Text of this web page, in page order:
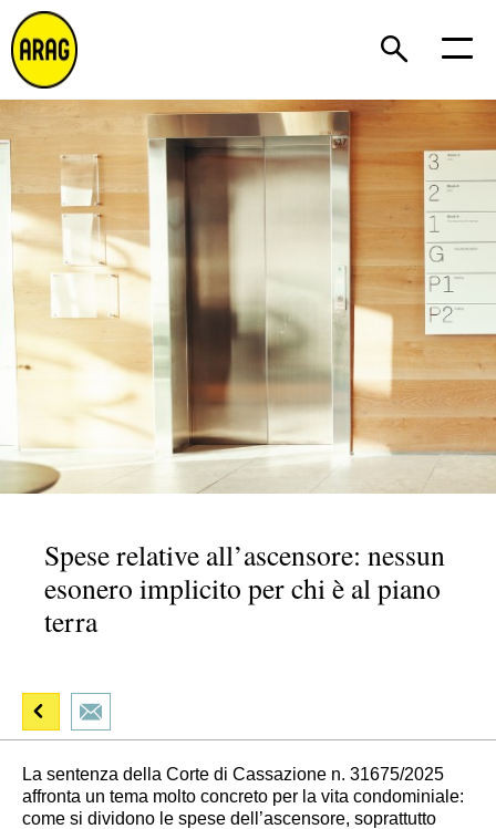
Spese relative all’ascensore: nessun
esonero implicito per chi è al piano
terra
La sentenza della Corte di Cassazione n. 31675/2025
affronta un tema molto concreto per la vita condominiale:
come si dividono le spese dell’ascensore, soprattutto